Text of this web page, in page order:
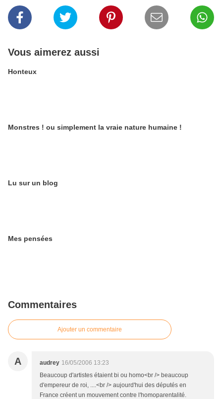
Vous aimerez aussi
Honteux
Monstres ! ou simplement la vraie nature humaine !
Lu sur un blog
Mes pensées
Commentaires
Ajouter un commentaire
A audrey 16/05/2006 13:23
Beaucoup d'artistes étaient bi ou homo<br /> beaucoup
d'empereur de roi, ....<br /> aujourd'hui des députés en
France créent un mouvement contre l'homoparentalité.